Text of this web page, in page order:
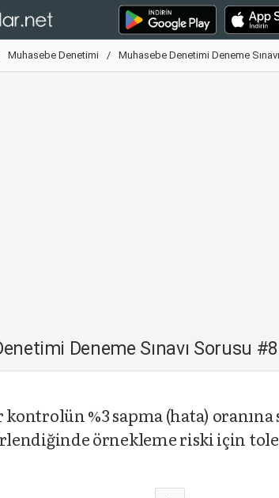
Muhasebe Denetimi Muhasebe Denetimi Deneme Sınavı
Deneme Sınavı Sorusu
%3 sapma (hata)
örnekleme riski için